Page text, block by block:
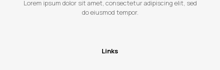
Lorem ipsum dolor sit amet, consectetur adipiscing elit, sed
do eiusmod tempor.
Links